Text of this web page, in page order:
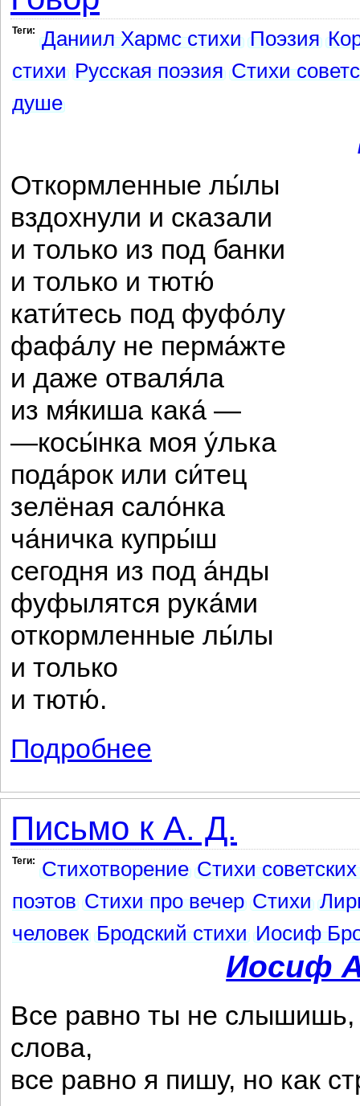
Теги: Даниил Хармс стихи Поэзия
стихи Русская поэзия Стихи
душе
Откормленные лы́лы
вздохнули и сказали
и только из под банки
и только и тютю́
кати́тесь под фуфо́лу
фафа́лу не перма́жте
и даже отваля́ла
из мя́киша кака́ —
—косы́нка моя у́лька
пода́рок или си́тец
зелёная сало́нка
ча́ничка купры́ш
сегодня из под а́нды
фуфылятся рука́ми
откормленные лы́лы
и только
и тютю́.
Подробнее
Письмо к А. Д.
Теги: Стихотворение Стихи
поэтов Стихи про вечер Стихи
человек Бродский стихи Иосиф
Иосиф
Bсе равно ты не
слова,
все равно я пишу, но как